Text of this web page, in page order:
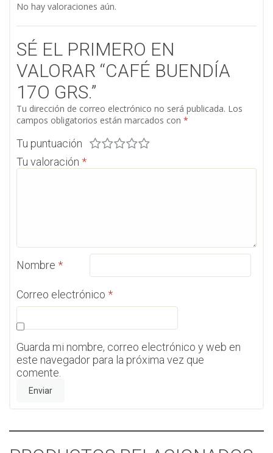
No hay valoraciones aún.
SÉ EL PRIMERO EN
VALORAR “CAFÉ BUENDÍA
17O GRS.”
Tu dirección de correo electrónico no será publicada. Los
campos obligatorios están marcados con *
Tu puntuación
Tu valoración *
Nombre *
Correo electrónico *
Guarda mi nombre, correo electrónico y web en
este navegador para la próxima vez que
comente.